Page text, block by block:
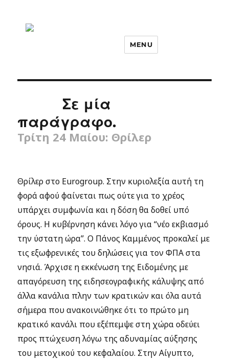
MENU
Σε μία
παράγραφο.
Τρίτη 24 Μαίου: Θρίλερ
Θρίλερ στο Eurogroup. Στην κυριολεξία αυτή τη
φορά αφού φαίνεται πως ούτε για το χρέος
υπάρχει συμφωνία και η δόση θα δοθεί υπό
όρους. Η κυβέρνηση κάνει λόγο για “νέο εκβιασμό
την ύστατη ώρα”. Ο Πάνος Καμμένος προκαλεί με
τις εξωφρενικές του δηλώσεις για τον ΦΠΑ στα
νησιά. Άρχισε η εκκένωση της Ειδομένης με
απαγόρευση της ειδησεογραφικής κάλυψης από
άλλα κανάλια πλην των κρατικών και όλα αυτά
σήμερα που ανακοινώθηκε ότι το πρώτο μη
κρατικό κανάλι που εξέπεμψε στη χώρα οδεύει
προς πτώχευση λόγω της αδυναμίας αύξησης
του μετοχικού του κεφαλαίου. Στην Αίγυπτο,